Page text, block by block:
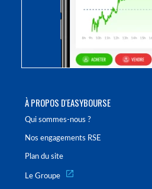
À PROPOS D'EASYBOURSE
Qui sommes-nous ?
Nos engagements RSE
Plan du site
Le Groupe